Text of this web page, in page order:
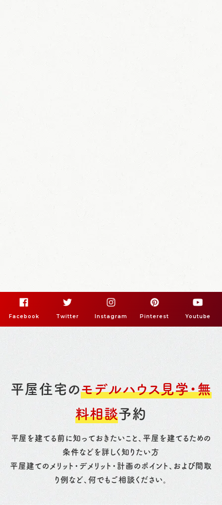
Facebook Twitter Instagram Pinterest Youtube
平屋住宅のモデルハウス見学・無
料相談予約
平屋を建てる前に知っておきたいこと、平屋を建てるための
条件などを詳しく知りたい方
平屋建てのメリット・デメリット・計画のポイント、および間取
り例など、何でもご相談ください。